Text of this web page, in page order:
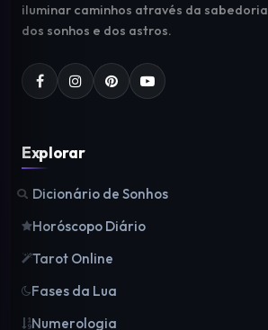
iluminar caminhos através da sabedoria
dos sonhos e dos astros.
Explorar
Dicionário de Sonhos
Horóscopo Diário
Tarot Online
Fases da Lua
Numerologia